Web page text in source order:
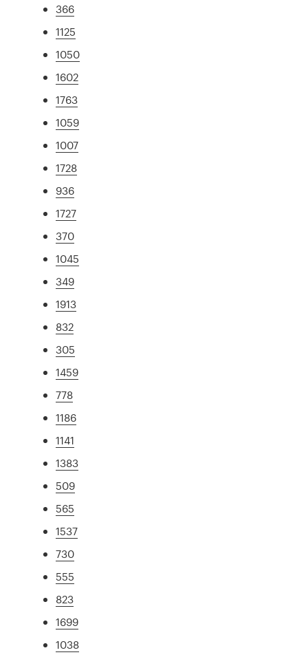
366
1125
1050
1602
1763
1059
1007
1728
936
1727
370
1045
349
1913
832
305
1459
778
1186
1141
1383
509
565
1537
730
555
823
1699
1038